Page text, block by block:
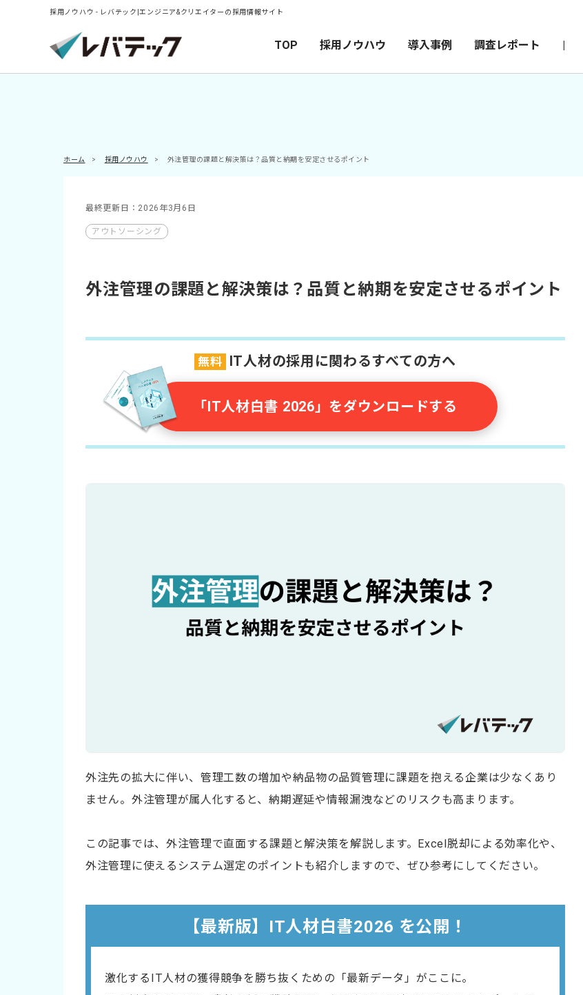
採用ノウハウ - レバテック|エンジニア&クリエイターの採用情報サイト
TOP 採用ノウハウ 導入事例 調査レポート |
ホーム > 採用ノウハウ > 外注管理の課題と解決策は？品質と納期を安定させるポイント
最終更新日：2026年3月6日
アウトソーシング
外注管理の課題と解決策は？品質と納期を安定させるポイント
無料 IT人材の採用に関わるすべての方へ
「IT人材白書 2026」をダウンロードする
外注先の拡大に伴い、管理工数の増加や納品物の品質管理に課題を抱える企業は少なくあり
ません。外注管理が属人化すると、納期遅延や情報漏洩などのリスクも高まります。
この記事では、外注管理で直面する課題と解決策を解説します。Excel脱却による効率化や、
外注管理に使えるシステム選定のポイントも紹介しますので、ぜひ参考にしてください。
【最新版】IT人材白書2026 を公開！
激化するIT人材の獲得競争を勝ち抜くための「最新データ」がここに。